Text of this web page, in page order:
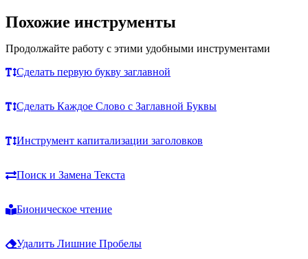
Похожие инструменты
Продолжайте работу с этими удобными инструментами
Сделать первую букву заглавной
Сделать Каждое Слово с Заглавной Буквы
Инструмент капитализации заголовков
Поиск и Замена Текста
Бионическое чтение
Удалить Лишние Пробелы